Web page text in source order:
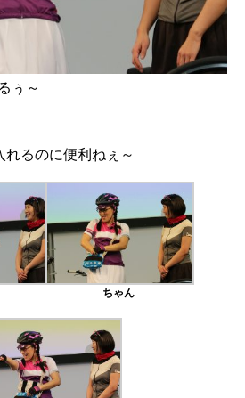
ぅ～
るのに便利ねぇ～
ちゃん